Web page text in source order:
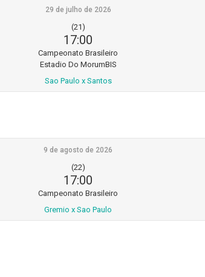
29 de julho de 2026
(21)
17:00
Campeonato Brasileiro
Estadio Do MorumBIS
Sao Paulo x Santos
9 de agosto de 2026
(22)
17:00
Campeonato Brasileiro
Gremio x Sao Paulo